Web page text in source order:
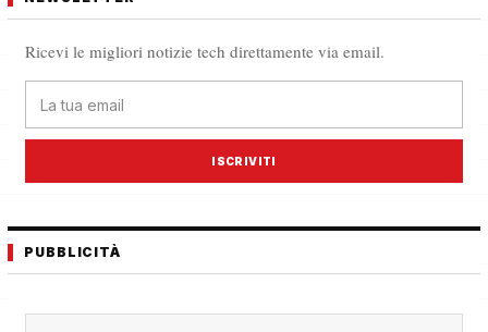
Ricevi le migliori notizie tech direttamente via email.
ISCRIVITI
PUBBLICITÀ